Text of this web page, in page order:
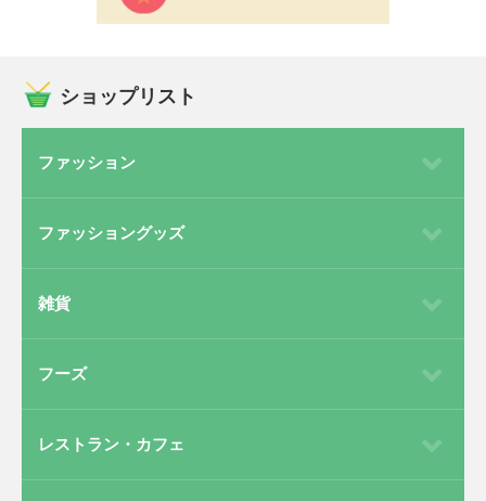
ショップリスト
ファッション
ファッショングッズ
雑貨
フーズ
レストラン・カフェ